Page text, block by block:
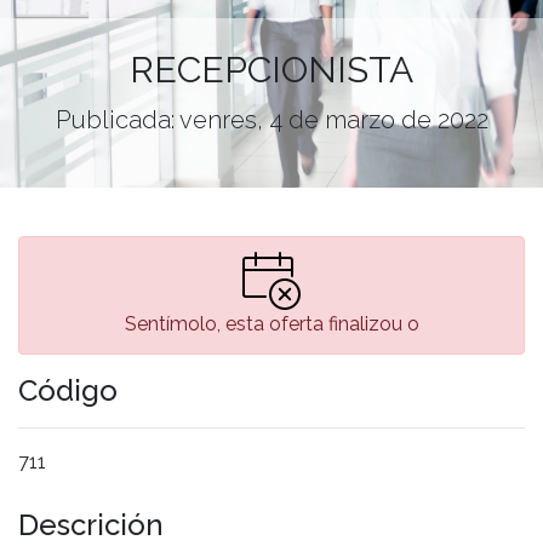
RECEPCIONISTA
Publicada: venres, 4 de marzo de 2022
Sentímolo, esta oferta finalizou o
Código
711
Descrición